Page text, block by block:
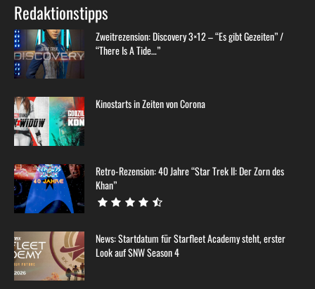
Redaktionstipps
Zweitrezension: Discovery 3×12 – “Es gibt Gezeiten” /
“There Is A Tide…”
Kinostarts in Zeiten von Corona
Retro-Rezension: 40 Jahre “Star Trek II: Der Zorn des
Khan”
News: Startdatum für Starfleet Academy steht, erster
Look auf SNW Season 4